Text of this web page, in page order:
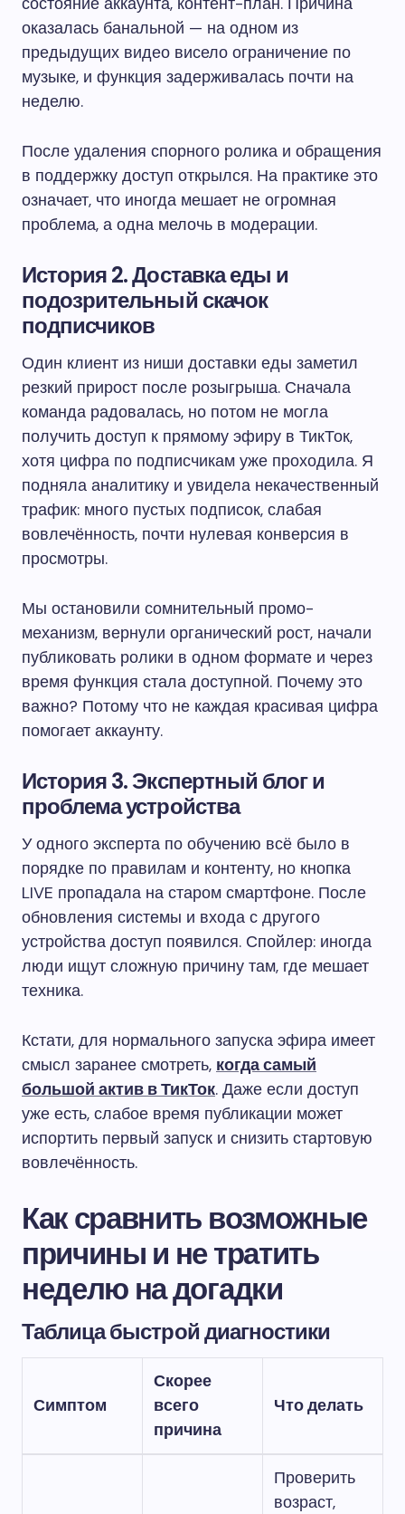
оказалась банальной — на одном из
предыдущих видео висело ограничение по
музыке, и функция задерживалась почти на
неделю.
После удаления спорного ролика и обращения
в поддержку доступ открылся. На практике это
означает, что иногда мешает не огромная
проблема, а одна мелочь в модерации.
История 2. Доставка еды и
подозрительный скачок
подписчиков
Один клиент из ниши доставки еды заметил
резкий прирост после розыгрыша. Сначала
команда радовалась, но потом не могла
получить доступ к прямому эфиру в ТикТок,
хотя цифра по подписчикам уже проходила. Я
подняла аналитику и увидела некачественный
трафик: много пустых подписок, слабая
вовлечённость, почти нулевая конверсия в
просмотры.
Мы остановили сомнительный промо-
механизм, вернули органический рост, начали
публиковать ролики в одном формате и через
время функция стала доступной. Почему это
важно? Потому что не каждая красивая цифра
помогает аккаунту.
История 3. Экспертный блог и
проблема устройства
У одного эксперта по обучению всё было в
порядке по правилам и контенту, но кнопка
LIVE пропадала на старом смартфоне. После
обновления системы и входа с другого
устройства доступ появился. Спойлер: иногда
люди ищут сложную причину там, где мешает
техника.
Кстати, для нормального запуска эфира имеет
смысл заранее смотреть, когда самый
большой актив в ТикТок. Даже если доступ
уже есть, слабое время публикации может
испортить первый запуск и снизить стартовую
вовлечённость.
Как сравнить возможные
причины и не тратить
неделю на догадки
Таблица быстрой диагностики
Симптом
Скорее
всего
причина
Что делать
Проверить
возраст,